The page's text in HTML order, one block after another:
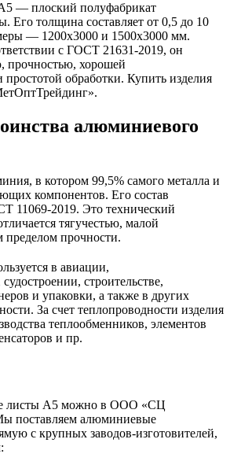
— плоский полуфабрикат
Его толщина составляет от 0,5 до 10
— 1200x3000 и 1500x3000 мм.
с ГОСТ 21631-2019, он
прочностью, хорошей
обработки. Купить изделия
алюминиевого
в котором 99,5% самого металла и
компонентов. Его состав
11069-2019. Это технический
тягучестью, малой
прочности.
в авиации,
строительстве,
и упаковки, а также в других
За счет теплопроводности изделия
теплообменников, элементов
и пр.
листы А5 можно в ООО «СЦ
поставляем алюминиевые
с крупных заводов-изготовителей,